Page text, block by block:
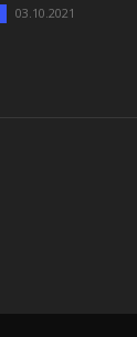
03.10.2021